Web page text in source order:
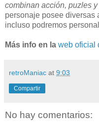
combinan acción, puzles
personaje posee diversas
incluso podremos
Más info en la web oficial
retroManiac at 9:03
Compartir
No hay comentarios: